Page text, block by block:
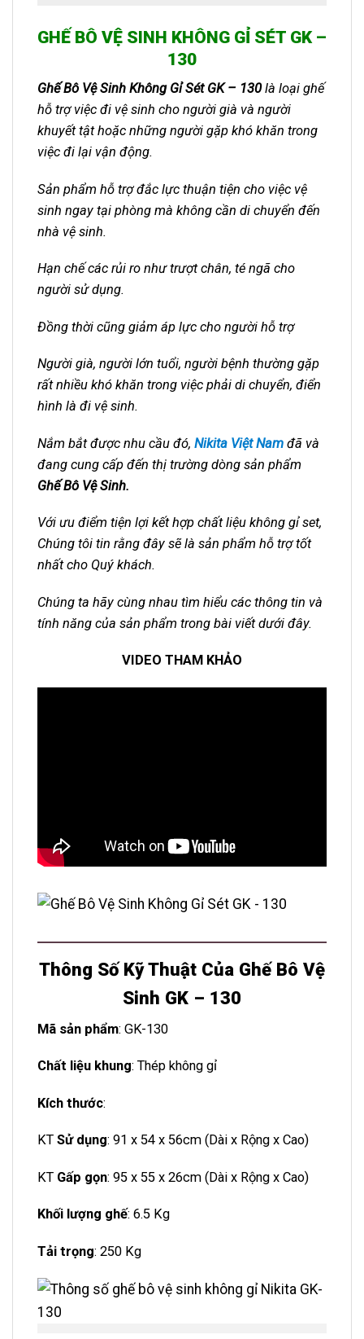
GHẾ BÔ VỆ SINH KHÔNG GỈ SÉT GK –
130
Ghế Bô Vệ Sinh Không Gỉ Sét GK – 130là loại ghế
hỗ trợ việc đi vệ sinh cho người già và người
khuyết tật hoặc những người gặp khó khăn trong
việc đi lại vận động.
Sản phẩm hỗ trợ đắc lực thuận tiện cho việc vệ
sinh ngay tại phòng mà không cần di chuyển đến
nhà vệ sinh.
Hạn chế các rủi ro như trượt chân, té ngã cho
người sử dụng.
Đồng thời cũng giảm áp lực cho người hỗ trợ
Người già, người lớn tuổi, người bệnh thường gặp
rất nhiều khó khăn trong việc phải di chuyển, điển
hình là đi vệ sinh.
Nắm bắt được nhu cầu đó, Nikita Việt Nam đã và
đang cung cấp đến thị trường dòng sản phẩm
Ghế Bô Vệ Sinh.
Với ưu điểm tiện lợi kết hợp chất liệu không gỉ set,
Chúng tôi tin rằng đây sẽ là sản phẩm hỗ trợ tốt
nhất cho Quý khách.
Chúng ta hãy cùng nhau tìm hiểu các thông tin và
tính năng của sản phẩm trong bài viết dưới đây.
VIDEO THAM KHẢO
Thông Số Kỹ Thuật Của Ghế Bô Vệ
Sinh GK – 130
Mã sản phẩm: GK-130
Chất liệu khung: Thép không gỉ
Kích thước:
KT Sử dụng: 91 x 54 x 56cm (Dài x Rộng x Cao)
KT Gấp gọn: 95 x 55 x 26cm (Dài x Rộng x Cao)
Khối lượng ghế: 6.5 Kg
Tải trọng: 250 Kg